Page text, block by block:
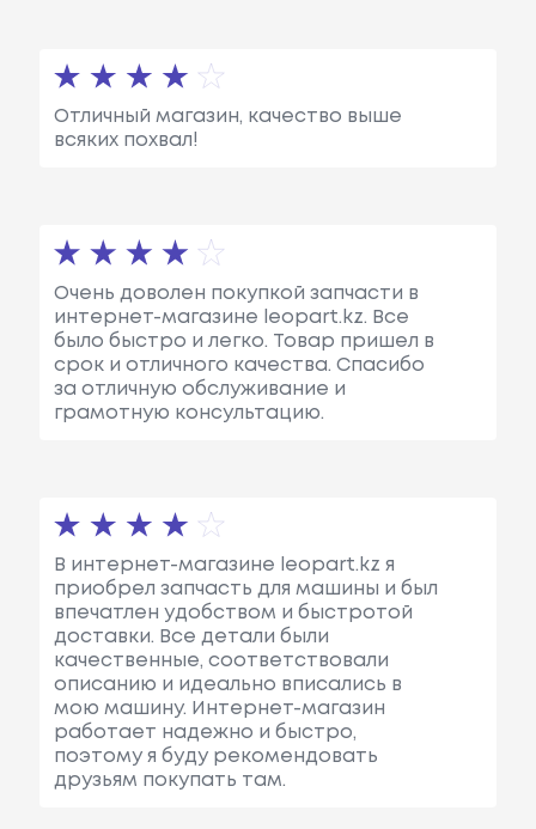
Отличный магазин, качество выше
всяких похвал!
Очень доволен покупкой запчасти в
интернет-магазине leopart.kz. Все
было быстро и легко. Товар пришел в
срок и отличного качества. Спасибо
за отличную обслуживание и
грамотную консультацию.
В интернет-магазине leopart.kz я
приобрел запчасть для машины и был
впечатлен удобством и быстротой
доставки. Все детали были
качественные, соответствовали
описанию и идеально вписались в
мою машину. Интернет-магазин
работает надежно и быстро,
поэтому я буду рекомендовать
друзьям покупать там.